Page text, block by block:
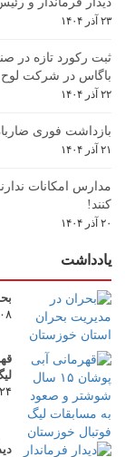
۲۳ آذر ۱۴۰۴
باگاس در شرکت
۲۲ آذر ۱۴۰۴
بازداشت فوری
۲۱ آذر ۱۴۰۴
مدارس امکانات
کنند!
۲۰ آذر ۱۴۰۴
یادداشت
۰۸ دی ۱۴۰۴
۲۴ آذر ۱۴۰۴